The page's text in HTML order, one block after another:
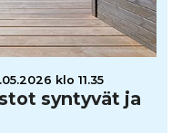
klo 11.35
syntyvät ja